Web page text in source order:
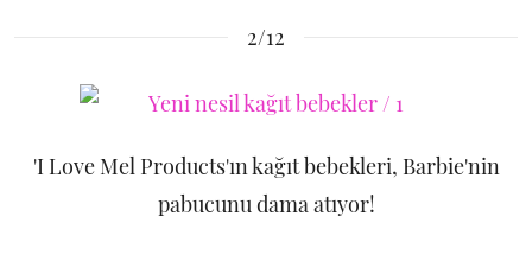
2/12
'I Love Mel Products'ın kağıt bebekleri, Barbie'nin
pabucunu dama atıyor!